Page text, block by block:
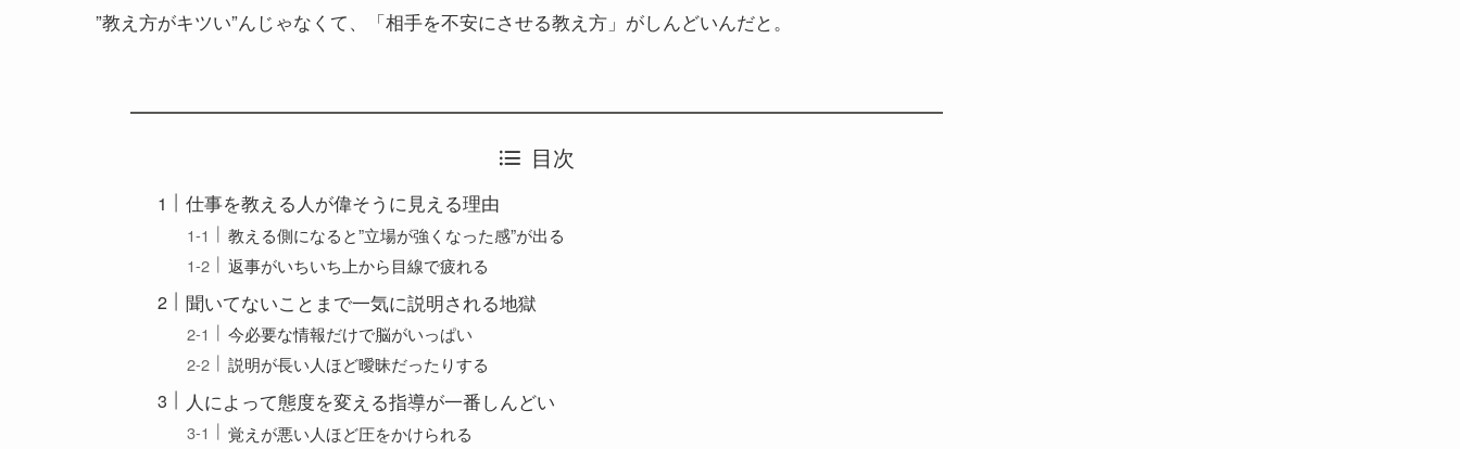
”教え方がキツい”んじゃなくて、「相手を不安にさせる教え方」がしんどいんだと。
目次
仕事を教える人が偉そうに見える理由
教える側になると”立場が強くなった感”が出る
返事がいちいち上から目線で疲れる
聞いてないことまで一気に説明される地獄
今必要な情報だけで脳がいっぱい
説明が長い人ほど曖昧だったりする
人によって態度を変える指導が一番しんどい
覚えが悪い人ほど圧をかけられる